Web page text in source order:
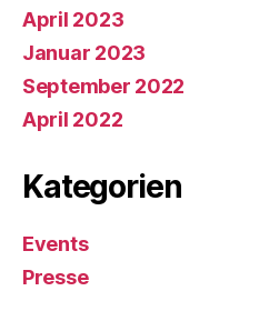
April 2023
Januar 2023
September 2022
April 2022
Kategorien
Events
Presse